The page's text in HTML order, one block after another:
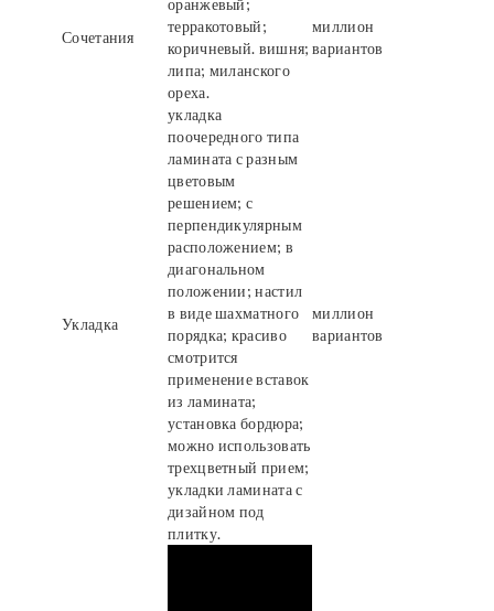
Сочетания
оранжевый;
терракотовый;
коричневый. вишня;
липа; миланского
ореха.
миллион
вариантов
Укладка
укладка
поочередного типа
ламината с разным
цветовым
решением; с
перпендикулярным
расположением; в
диагональном
положении; настил
в виде шахматного
порядка; красиво
смотрится
применение вставок
из ламината;
установка бордюра;
можно использовать
трехцветный прием;
укладки ламината с
дизайном под
плитку.
миллион
вариантов